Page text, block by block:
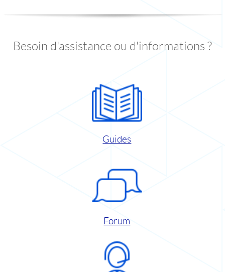
Besoin d'assistance ou d'informations ?
Guides
Forum